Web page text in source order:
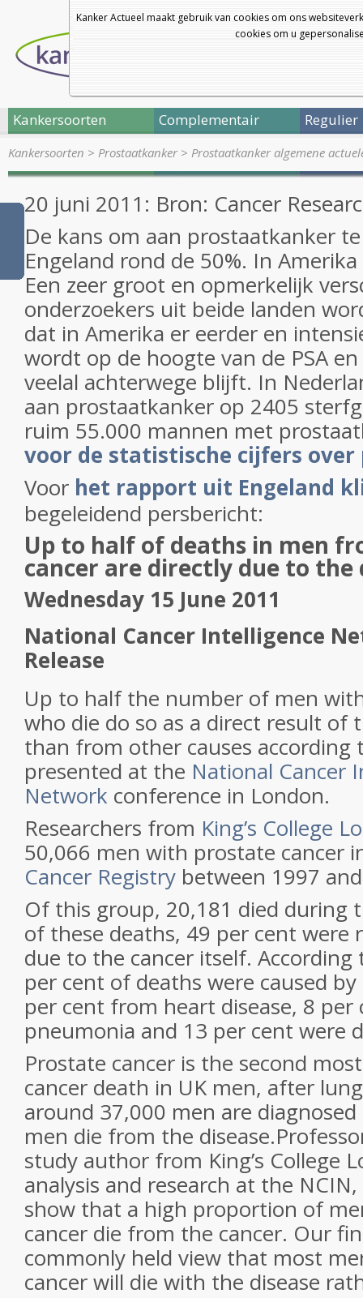
Kanker Actueel maakt gebruik van cookies om ons
cookies om u
Kankersoorten Complementair Regulier
Kankersoorten > Prostaatkanker> Prostaatkanker algemene
20 juni 2011: Bron: Cancer
De kans om aan prostaatkanker
Engeland rond de 50%. In
Een zeer groot en opmerkelijk
onderzoekers uit beide landen
dat in Amerika er eerder en
wordt op de hoogte van de PSA
veelal achterwege blijft. In
aan prostaatkanker op 2405
ruim 55.000 mannen met
voor de statistische cijfers
Voor het rapport uit Engeland
begeleidend persbericht:
Up to half of deaths in men
cancer are directly due to the
Wednesday 15 June 2011
National Cancer Intelligence
Release
Up to half the number of men
who die do so as a direct result of
than from other causes according
presented at the National Cancer
Network conference in London.
Researchers from King’s College
50,066 men with prostate cancer
Cancer Registry between 1997
Of this group, 20,181 died during
of these deaths, 49 per cent were
due to the cancer itself.
per cent of deaths were caused
per cent from heart disease, 8
pneumonia and 13 per cent were
Prostate cancer is the second
cancer death in UK men, after
around 37,000 men are
men die from the
study author from King’s College
analysis and research at the
show that a high proportion of
cancer die from the cancer. Our
commonly held view that most
cancer will die with the disease